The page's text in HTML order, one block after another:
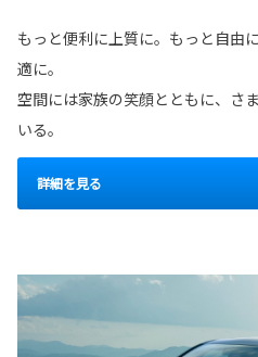
もっと便利に上質に。もっと自由
適に。
空間には家族の笑顔とともに、さ
いる。
詳細を見る